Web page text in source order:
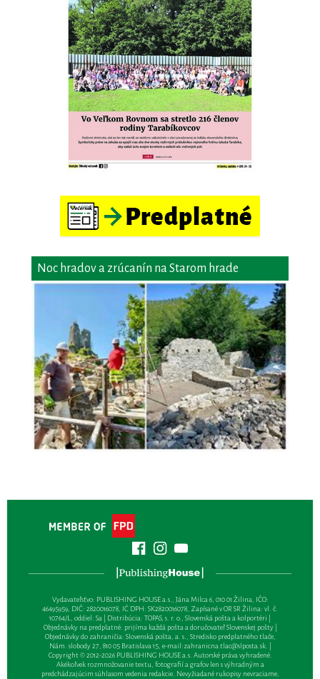
Noc hradov a zrúcanín na Starom hrade
Vydavateľsťvo: PUBLISHING HOUSE a.s., Jána Milca 6, 010 01 Žilina, IČO:
46495959, DIČ: 2820016078, IČ DPH: SK2820016078, Zapísané v OR SR Žilina: vl. č.
10764/L, oddiel: Sa | Distribúcia: TOPAS, s. r. o., Slovenská pošta a kolportéri |
Objednávky na predplatné: prijíma každá pošta a doručovateľ Slovenskej pošty |
Objednávky do zahraničia: Slovenská pošta, a. s., Stredisko predplatného tlače,
Nám. slobody 27, 810 05 Bratislava 15, e-mail:zahranicna.tlac@slposta.sk. |
Copyright © 2012-2026 PUBLISHING HOUSE a.s. Autorské práva vyhradené.
Akékoľvek rozmnožovanie textu, fotografií a grafov len s výhradným a
predchádzajúcim súhlasom vedenia redakcie. Nevyžiadané rukopisy nevraciame,